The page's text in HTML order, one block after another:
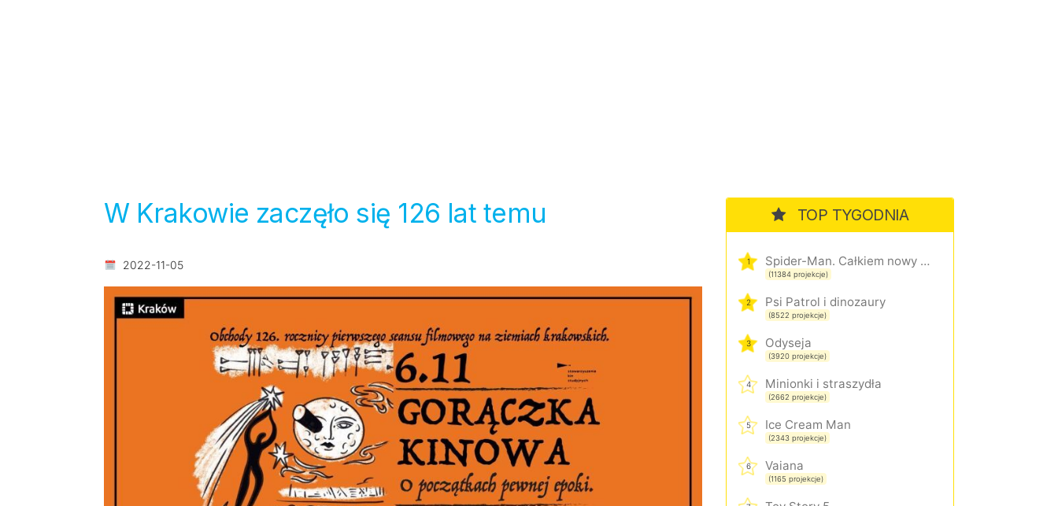
W Krakowie zaczęło się 126 lat temu
2022-11-05
TOP TYGODNIA
1 Spider-Man. Całkiem nowy dzień
(11384 projekcje)
2 Psi Patrol i dinozaury
(8522 projekcje)
3 Odyseja
(3920 projekcje)
4 Minionki i straszydła
(2662 projekcje)
5 Ice Cream Man
(2343 projekcje)
6 Vaiana
(1165 projekcje)